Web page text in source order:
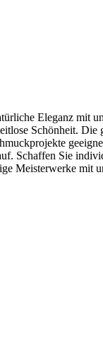
Eleganz mit
Schönheit.
Schaffen Sie
Meisterwerke mit